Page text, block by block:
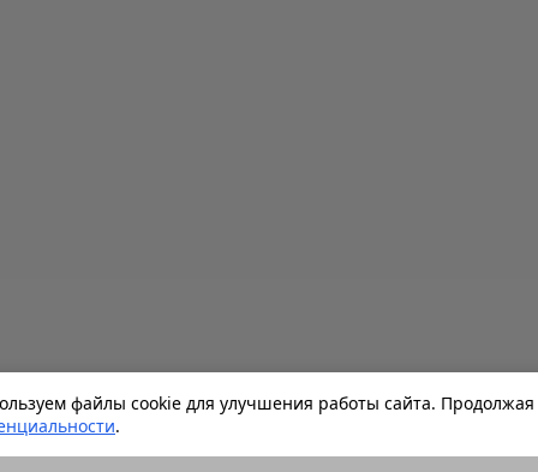
файлы cookie для улучшения работы сайта.
.